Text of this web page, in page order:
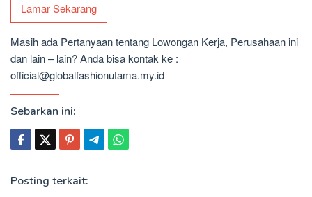
Lamar Sekarang
Masih ada Pertanyaan tentang Lowongan Kerja, Perusahaan ini
dan lain – lain? Anda bisa kontak ke :
official@globalfashionutama.my.id
Sebarkan ini:
Posting terkait: